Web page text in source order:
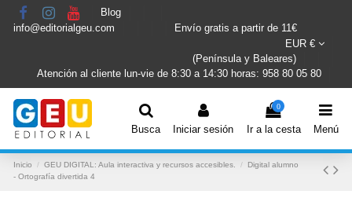
Blog
info@editorialgeu.com
Envío gratis a partir de 11€
EUR €
(Península y Baleares)
Atención al cliente lun-vie de 8:30 a 14:30 horas: 958 80 05 80
Busca Iniciar sesión
0
Ir a la cesta Menú
Inicio GEU DIGITAL: Aula interactiva y recursos accesibles.
Digital alumno
- Ortografía divertida 4